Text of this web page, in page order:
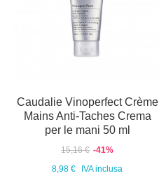
Caudalie Vinoperfect Crème
Mains Anti-Taches Crema
per le mani 50 ml
15,16 € -41%
8,98 €
IVA inclusa